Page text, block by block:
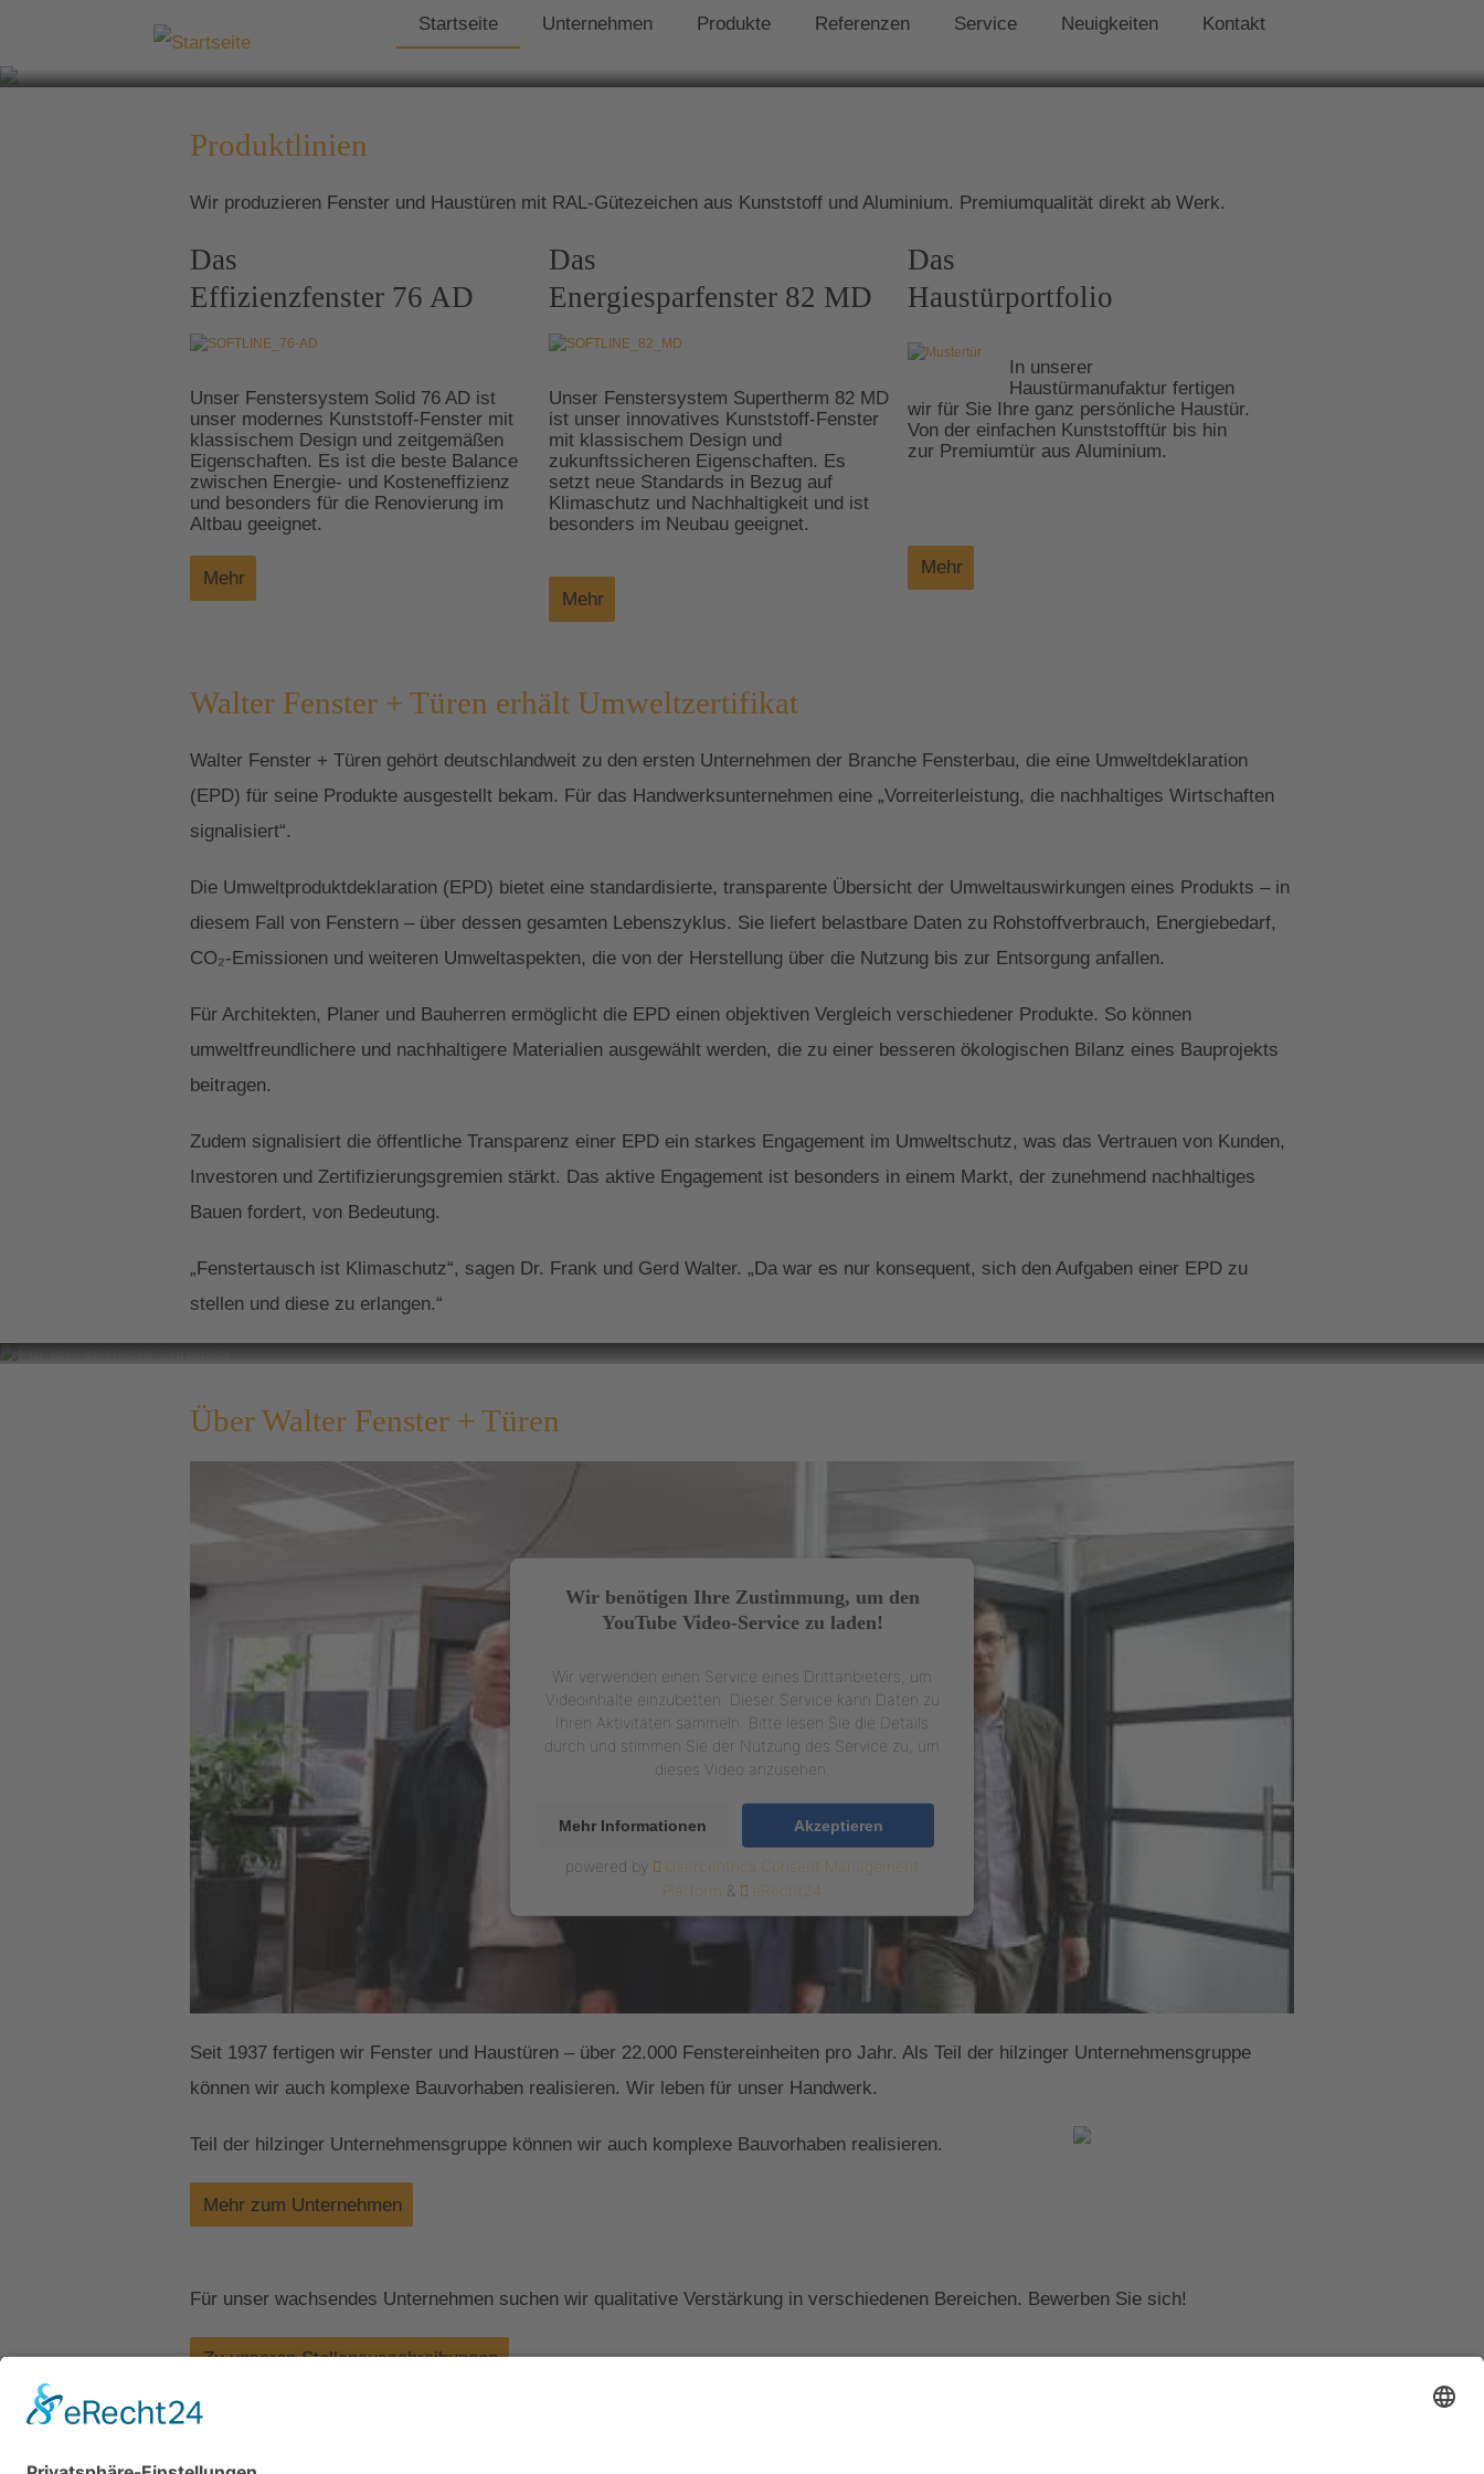
Startseite Unternehmen Produkte Referenzen Service Neuigkeiten Kontakt
Produktlinien
Wir produzieren Fenster und Haustüren mit RAL-Gütezeichen aus Kunststoff und Aluminium. Premiumqualität direkt ab Werk.
Das
Effizienzfenster 76 AD
Unser Fenstersystem Solid 76 AD ist
unser modernes Kunststoff-Fenster mit
klassischem Design und zeitgemäßen
Eigenschaften. Es ist die beste Balance
zwischen Energie- und Kosteneffizienz
und besonders für die Renovierung im
Altbau geeignet.
Mehr
Das
Energiesparfenster 82 MD
Unser Fenstersystem Supertherm 82 MD
ist unser innovatives Kunststoff-Fenster
mit klassischem Design und
zukunftssicheren Eigenschaften. Es
setzt neue Standards in Bezug auf
Klimaschutz und Nachhaltigkeit und ist
besonders im Neubau geeignet.
Mehr
Das
Haustürportfolio
In unserer
Haustürmanufaktur fertigen
wir für Sie Ihre ganz persönliche Haustür.
Von der einfachen Kunststofftür bis hin
zur Premiumtür aus Aluminium.
Mehr
Walter Fenster + Türen erhält Umweltzertifikat
Walter Fenster + Türen gehört deutschlandweit zu den ersten Unternehmen der Branche Fensterbau, die eine Umweltdeklaration
(EPD) für seine Produkte ausgestellt bekam. Für das Handwerksunternehmen eine „Vorreiterleistung, die nachhaltiges Wirtschaften
signalisiert“.
Die Umweltproduktdeklaration (EPD) bietet eine standardisierte, transparente Übersicht der Umweltauswirkungen eines Produkts – in
diesem Fall von Fenstern – über dessen gesamten Lebenszyklus. Sie liefert belastbare Daten zu Rohstoffverbrauch, Energiebedarf,
CO₂-Emissionen und weiteren Umweltaspekten, die von der Herstellung über die Nutzung bis zur Entsorgung anfallen.
Für Architekten, Planer und Bauherren ermöglicht die EPD einen objektiven Vergleich verschiedener Produkte. So können
umweltfreundlichere und nachhaltigere Materialien ausgewählt werden, die zu einer besseren ökologischen Bilanz eines Bauprojekts
beitragen.
Zudem signalisiert die öffentliche Transparenz einer EPD ein starkes Engagement im Umweltschutz, was das Vertrauen von Kunden,
Investoren und Zertifizierungsgremien stärkt. Das aktive Engagement ist besonders in einem Markt, der zunehmend nachhaltiges
Bauen fordert, von Bedeutung.
„Fenstertausch ist Klimaschutz“, sagen Dr. Frank und Gerd Walter. „Da war es nur konsequent, sich den Aufgaben einer EPD zu
stellen und diese zu erlangen.“
Fassade und prägen das Erscheinungsbild Ihres Objektes nach innen und außen. Lassen Sie sich
inspirieren!
Über Walter Fenster + Türen
Wir benötigen Ihre Zustimmung, um den
YouTube Video-Service zu laden!
Wir verwenden einen Service eines Drittanbieters, um
Videoinhalte einzubetten. Dieser Service kann Daten zu
Ihren Aktivitäten sammeln. Bitte lesen Sie die Details
durch und stimmen Sie der Nutzung des Service zu, um
dieses Video anzusehen.
Mehr Informationen Akzeptieren
powered by
Usercentrics Consent Management
Platform & eRecht24
Seit 1937 fertigen wir Fenster und Haustüren – über 22.000 Fenstereinheiten pro Jahr. Als Teil der hilzinger Unternehmensgruppe
können wir auch komplexe Bauvorhaben realisieren. Wir leben für unser Handwerk.
Teil der hilzinger Unternehmensgruppe können wir auch komplexe Bauvorhaben realisieren.
Mehr zum Unternehmen
Für unser wachsendes Unternehmen suchen wir qualitative Verstärkung in verschiedenen Bereichen. Bewerben Sie sich!
Zu unseren Stellenausschreibungen
Kontakt